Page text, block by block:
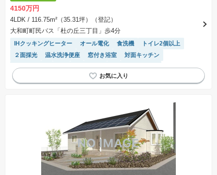
4150万円
4LDK / 116.75m²（35.31坪）（登記）
大和町町民バス「杜の丘三丁目」歩4分
IHクッキングヒーター オール電化 食洗機
トイレ2個以上
２面採光
温水洗浄便座 窓付き浴室
対面キッチン
閑静な住宅地
SIC 陽当り良好
システムキッチン
接面道路の幅が６m以上
浴室乾燥機
WIC